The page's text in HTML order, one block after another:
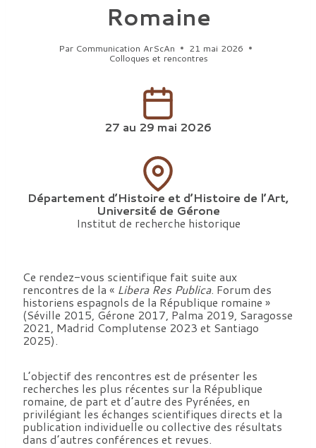
Romaine
Par Communication ArScAn 21 mai 2026
Colloques et rencontres
27 au 29 mai 2026
Département d’Histoire et d’Histoire de l’Art,
Université de Gérone
Institut de recherche historique
Ce rendez-vous scientifique fait suite aux
rencontres de la « Libera Res Publica. Forum des
historiens espagnols de la République romaine »
(Séville 2015, Gérone 2017, Palma 2019, Saragosse
2021, Madrid Complutense 2023 et Santiago
2025).
L’objectif des rencontres est de présenter les
recherches les plus récentes sur la République
romaine, de part et d’autre des Pyrénées, en
privilégiant les échanges scientifiques directs et la
publication individuelle ou collective des résultats
dans d’autres conférences et revues.